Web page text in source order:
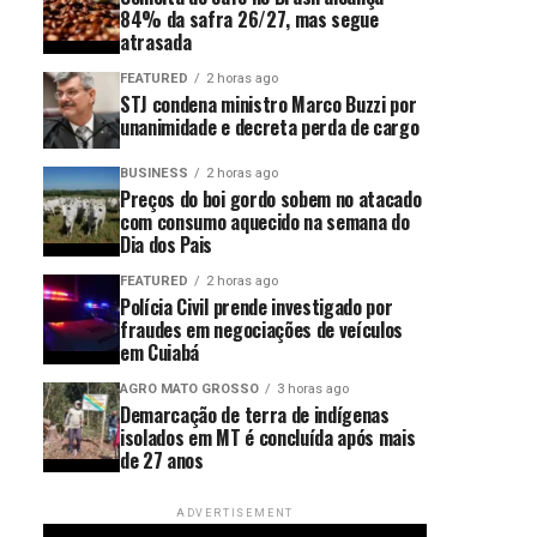
84% da safra 26/27, mas segue
atrasada
FEATURED 2 horas ago
STJ condena ministro Marco Buzzi por
unanimidade e decreta perda de cargo
BUSINESS 2 horas ago
Preços do boi gordo sobem no atacado
com consumo aquecido na semana do
Dia dos Pais
FEATURED 2 horas ago
Polícia Civil prende investigado por
fraudes em negociações de veículos
em Cuiabá
AGRO MATO GROSSO 3 horas ago
Demarcação de terra de indígenas
isolados em MT é concluída após mais
de 27 anos
ADVERTISEMENT